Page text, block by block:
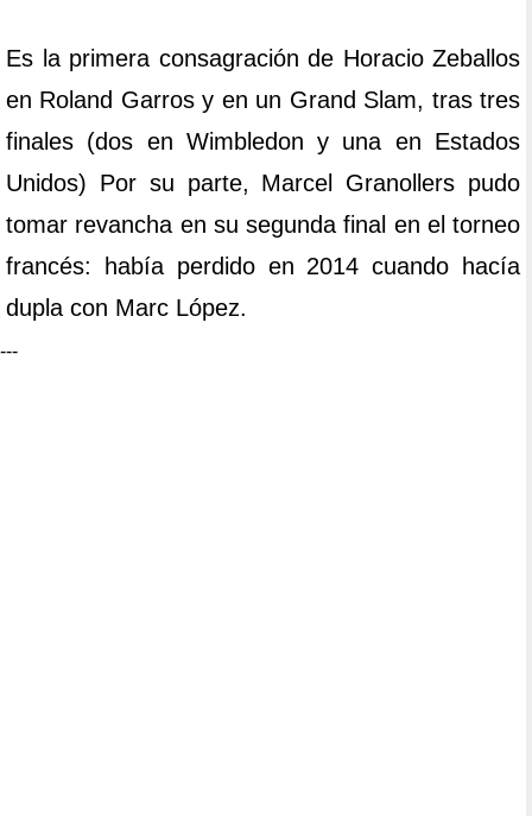
Es la primera consagración de Horacio Zeballos
en Roland Garros y en un Grand Slam, tras tres
finales (dos en Wimbledon y una en Estados
Unidos) Por su parte, Marcel Granollers pudo
tomar revancha en su segunda final en el torneo
francés: había perdido en 2014 cuando hacía
dupla con Marc López.
---